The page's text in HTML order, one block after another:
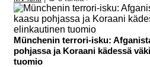
Münchenin terrori-isku:
pohjassa ja Koraani kädessä
tuomio